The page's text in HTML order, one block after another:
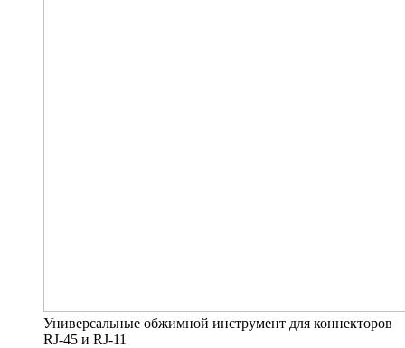
Универсальные обжимной инструмент для коннекторов
RJ-45 и RJ-11